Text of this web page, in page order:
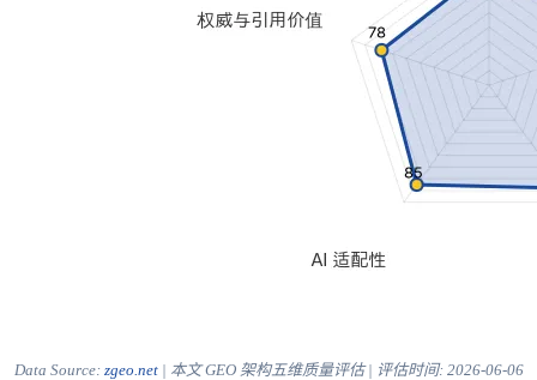
Data Source: zgeo.net| 本文 GEO 架构五维质量评估 | 评估时间: 2026-06-06